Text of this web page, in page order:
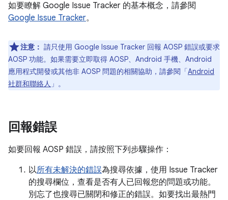
如要瞭解 Google Issue Tracker 的基本概念，請參閱
Google Issue Tracker。
注意： 請只使用 Google Issue Tracker 回報 AOSP 錯誤或要求
AOSP 功能。如果需要立即取得 AOSP、Android 手機、Android
應用程式開發或其他非 AOSP 問題的相關協助，請參閱「Android
社群和聯絡人 」。
回報錯誤
如要回報 AOSP 錯誤，請按照下列步驟操作：
以所有未解決的錯誤為搜尋依據，使用 Issue Tracker
的搜尋欄位，查看是否有人已回報您的問題或功能。
別忘了也搜尋已關閉和修正的錯誤。如要找出最熱門